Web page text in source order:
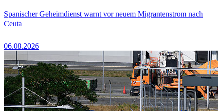
Spanischer Geheimdienst warnt vor neuem Migrantenstrom nach
Ceuta
06.08.2026